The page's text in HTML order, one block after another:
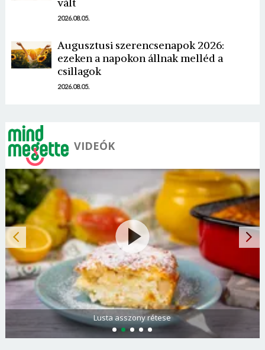
vált
2026.08.05.
Augusztusi szerencsenapok 2026:
ezeken a napokon állnak melléd a
csillagok
2026.08.05.
VIDEÓK
Lusta asszony rétese
E-mail cím vagy felhasználónév
Jelszó